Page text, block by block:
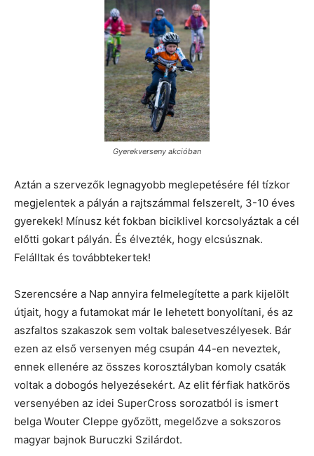
Gyerekverseny akcióban
Aztán a szervezők legnagyobb meglepetésére fél tízkor
megjelentek a pályán a rajtszámmal felszerelt, 3-10 éves
gyerekek! Mínusz két fokban biciklivel korcsolyáztak a cél
előtti gokart pályán. És élvezték, hogy elcsúsznak.
Felálltak és továbbtekertek!
Szerencsére a Nap annyira felmelegítette a park kijelölt
útjait, hogy a futamokat már le lehetett bonyolítani, és az
aszfaltos szakaszok sem voltak balesetveszélyesek. Bár
ezen az első versenyen még csupán 44-en neveztek,
ennek ellenére az összes korosztályban komoly csaták
voltak a dobogós helyezésekért. Az elit férfiak hatkörös
versenyében az idei SuperCross sorozatból is ismert
belga Wouter Cleppe győzött, megelőzve a sokszoros
magyar bajnok Buruczki Szilárdot.